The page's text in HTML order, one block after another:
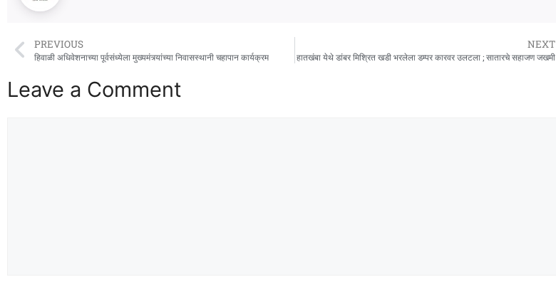
PREVIOUS
हिवाळी अधिवेशनाच्या पूर्वसंध्येला मुख्यमंत्र्यांच्या निवासस्थानी चहापान कार्यक्रम
NEXT
हातखंबा येथे डांबर मिश्रित खडी भरलेला डम्पर कारवर उलटला ; सातारचे सहाजण जखमी
Leave a Comment